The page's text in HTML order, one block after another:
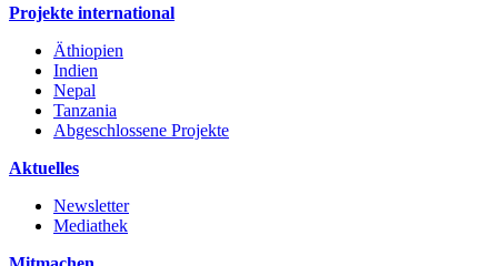
Projekte international
Äthiopien
Indien
Nepal
Tanzania
Abgeschlossene Projekte
Aktuelles
Newsletter
Mediathek